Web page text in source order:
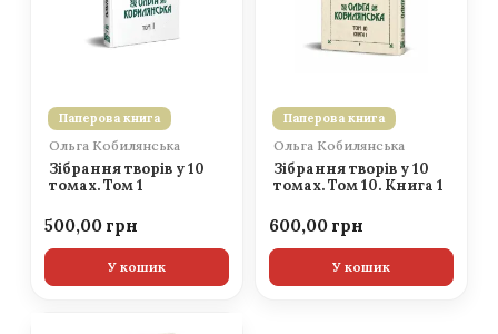
Паперова книга
Ольга Кобилянська
Зібрання творів у 10
томах. Том 1
500,00
У кошик
Паперова книга
Ольга Кобилянська
Зібрання творів у 10
томах. Том 10. Книга 1
600,00
У кошик